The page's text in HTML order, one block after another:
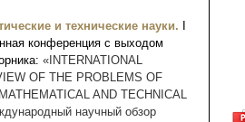
и технические науки.
конференция с выходом
«INTERNATIONAL
OF THE PROBLEMS OF
AND TECHNICAL
научный обзор